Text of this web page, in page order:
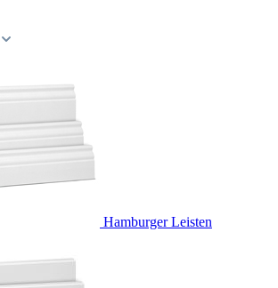
Hamburger Leisten